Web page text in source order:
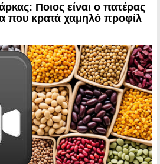
Ποιος είναι ο πατέρας
που κρατά χαμηλό προφίλ